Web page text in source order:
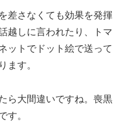
差さなくても効果を発揮
越しに言われたり、トマ
ットでドット絵で送って
ます。
ら大間違いですね。喪黒
す。